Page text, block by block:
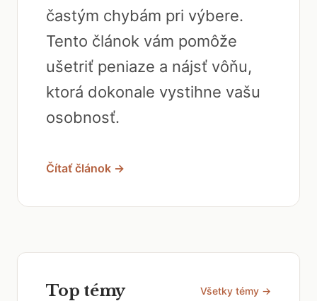
častým chybám pri výbere.
Tento článok vám pomôže
ušetriť peniaze a nájsť vôňu,
ktorá dokonale vystihne vašu
osobnosť.
Čítať článok →
Top témy Všetky témy →